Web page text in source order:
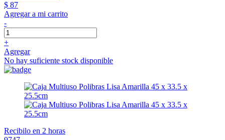
$ 87
Agregar a mi carrito
-
+
Agregar
No hay suficiente stock disponible
Recibilo en 2 horas